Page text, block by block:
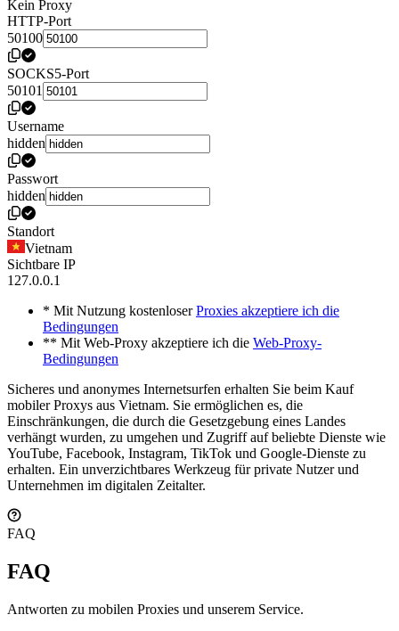
Kein Proxy
HTTP-Port
50100
SOCKS5-Port
50101
Username
hidden
Passwort
hidden
Standort
Vietnam
Sichtbare IP
127.0.0.1
* Mit Nutzung kostenloserProxies akzeptiere ich die
Bedingungen
** Mit Web-Proxy akzeptiere ich die Web-Proxy-
Bedingungen
Sicheres und anonymes Internetsurfen erhalten Sie beim Kauf
mobiler Proxys aus Vietnam. Sie ermöglichen es, die
Einschränkungen, die durch die Gesetzgebung eines Landes
verhängt wurden, zu umgehen und Zugriff auf beliebte Dienste wie
YouTube, Facebook, Instagram, TikTok und Google-Dienste zu
erhalten. Ein unverzichtbares Werkzeug für private Nutzer und
Unternehmen im digitalen Zeitalter.
FAQ
FAQ
Antworten zu mobilen Proxies und unserem Service.